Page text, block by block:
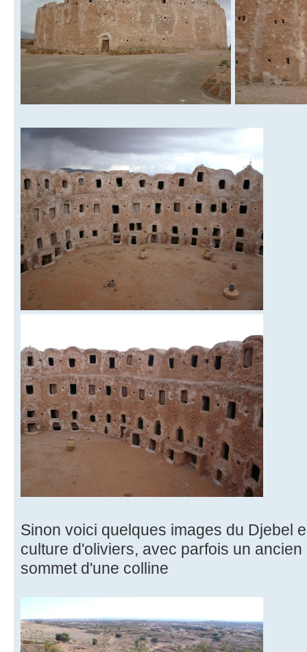
Sinon voici quelques images du Djebel
culture d'oliviers, avec parfois un
sommet d'une colline